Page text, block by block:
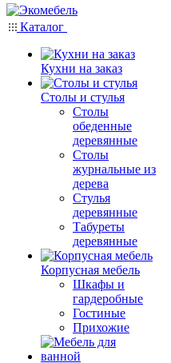
Каталог
Кухни на заказ
Столы и стулья
Столы
обеденные
деревянные
Столы
журнальные из
дерева
Стулья
деревянные
Табуреты
деревянные
Корпусная мебель
Шкафы и
гардеробные
Гостиные
Прихожие